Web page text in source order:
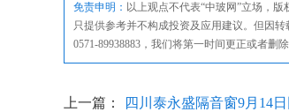
免责申明： 以上观点不代表“中玻网”立场，
只提供参考并不构成投资及应用建议。但因
0571-89938883，我们将第一时间更正或者删
上一篇： 四川泰永盛隔音窗9月14